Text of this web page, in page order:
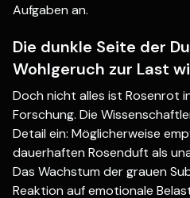
Aufgaben an.
Die dunkle Seite der
Wohlgeruch zur Last
Doch nicht alles ist Rosenrot
Forschung. Die
Detail ein: Möglicherweise
dauerhaften Rosenduft als
Das Wachstum der grauen
Reaktion auf emotionale